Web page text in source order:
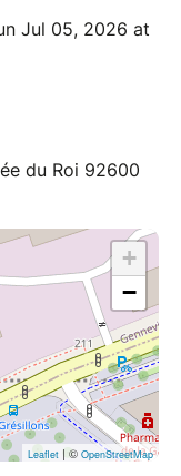
Jul 05, 2026 at
du Roi 92600
+
−
Leaflet | © OpenStreetMap